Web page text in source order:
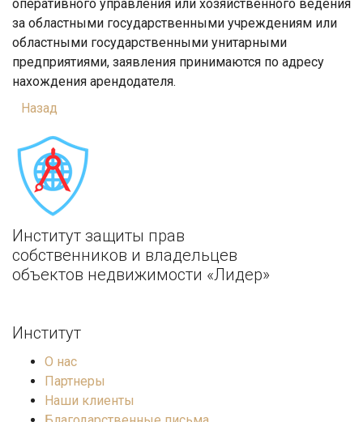
оперативного управления или хозяйственного ведения
за областными государственными учреждениям или
областными государственными унитарными
предприятиями, заявления принимаются по адресу
нахождения арендодателя.
Назад
Институт защиты прав
собственников и владельцев
объектов недвижимости «Лидер»
Институт
О нас
Партнеры
Наши клиенты